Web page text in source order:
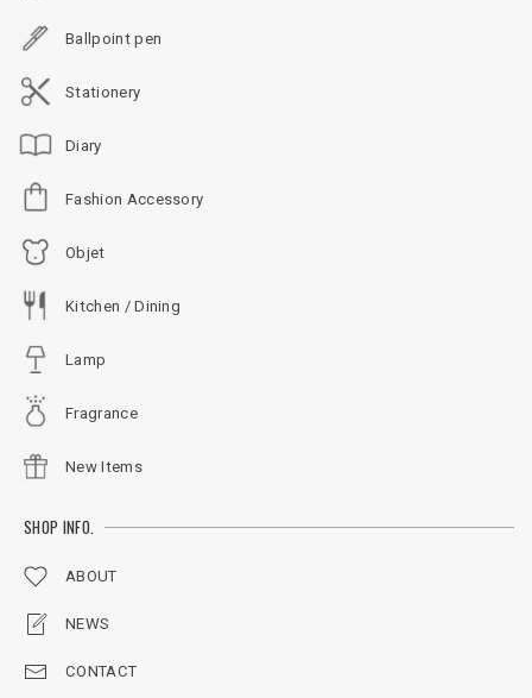
Ballpoint pen
Stationery
Diary
Fashion Accessory
Objet
Kitchen / Dining
Lamp
Fragrance
New Items
SHOP INFO.
ABOUT
NEWS
CONTACT